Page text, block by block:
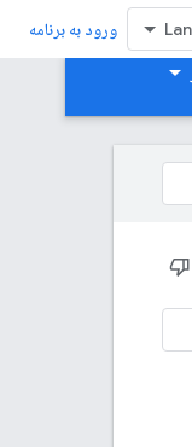
ورود به برنامه